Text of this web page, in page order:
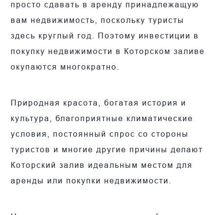
просто сдавать в аренду принадлежащую
вам недвижимость, поскольку туристы
здесь круглый год. Поэтому инвестиции в
покупку недвижимости в Которском заливе
окупаются многократно.
Природная красота, богатая история и
культура, благоприятные климатические
условия, постоянный спрос со стороны
туристов и многие другие причины делают
Которский залив идеальным местом для
аренды или покупки недвижимости.